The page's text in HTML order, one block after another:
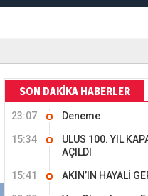
SON DAKİKA HABERLER
23:07 Deneme
15:34
ULUS 100. YIL
AÇILDI
15:41 AKIN’IN HAYALİ